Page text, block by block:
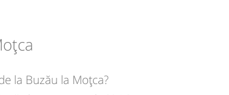
bilet
M V S D
la Buzău la Moțca?